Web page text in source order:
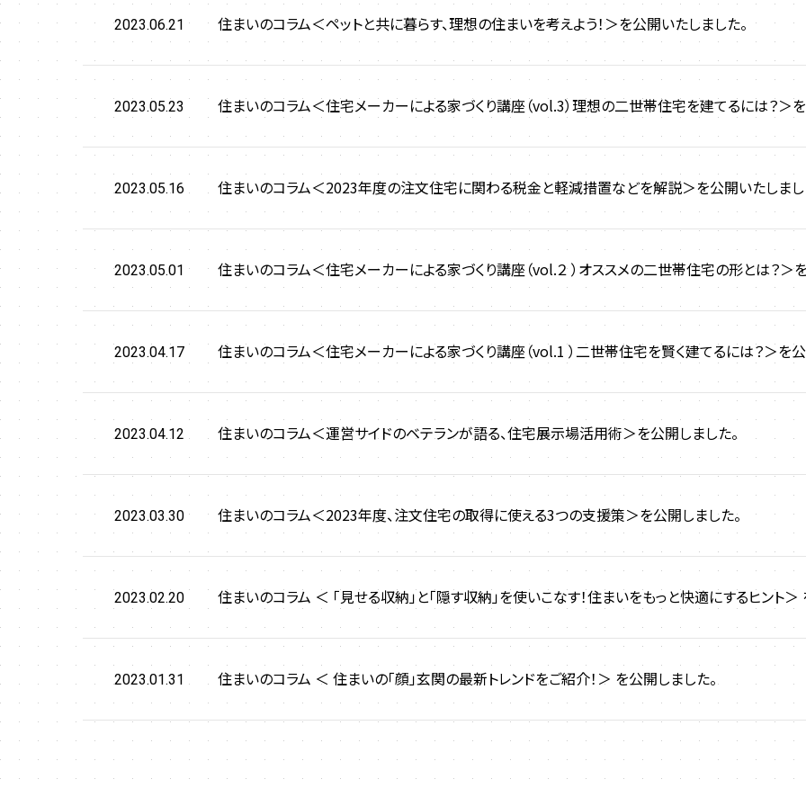
2023.06.21 住まいのコラム＜ペットと共に暮らす、理想の住まいを考えよう！＞を公開いたしました。
2023.05.23 住まいのコラム＜住宅メーカーによる家づくり講座（vol.3）理想の二世帯住宅を建てるには？＞
2023.05.16 住まいのコラム＜2023年度の注文住宅に関わる税金と軽減措置などを解説＞を公開いたしまし
2023.05.01 住まいのコラム＜住宅メーカーによる家づくり講座（vol.２ ）オススメの二世帯住宅の形とは？＞
2023.04.17 住まいのコラム＜住宅メーカーによる家づくり講座（vol.1 ）二世帯住宅を賢く建てるには？＞を
2023.04.12 住まいのコラム＜運営サイドのベテランが語る、住宅展示場活用術＞を公開しました。
2023.03.30 住まいのコラム＜2023年度、注文住宅の取得に使える3つの支援策＞を公開しました。
2023.02.20 住まいのコラム ＜ 「見せる収納」と「隠す収納」を使いこなす！住まいをもっと快適にするヒント＞
2023.01.31 住まいのコラム ＜ 住まいの「顔」玄関の最新トレンドをご紹介！＞ を公開しました。